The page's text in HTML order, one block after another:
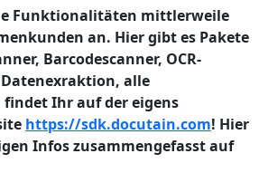
Funktionalitäten mittlerweile
an. Hier gibt es Pakete
Barcodescanner, OCR-
alle
Ihr auf der eigens
https://sdk.docutain.com! Hier
Infos zusammengefasst auf